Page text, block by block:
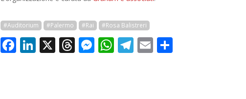
#Auditorium #Palermo #Rai #Rosa Balistreri
Facebook
LinkedIn
X Threads
Messenger
WhatsApp
Telegram
Email